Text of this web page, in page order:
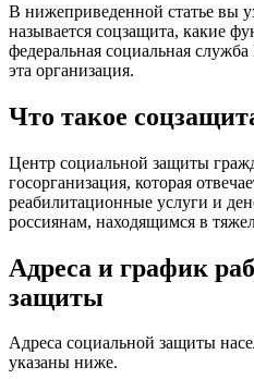
В нижеприведенной статье вы
называется соцзащита, какие
федеральная социальная
эта организация.
Что такое
Центр социальной защиты
госорганизация, которая
реабилитационные услуги и
россиянам, находящимся в
Адреса и график
защиты
Адреса социальной защиты
указаны ниже.